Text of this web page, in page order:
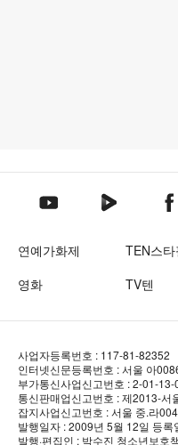
텐아시아 유튜브텐아시아 네이
연예가화제 TEN스
영화
TV텐
사업자등록번호 : 117-81-82352
인터넷신문등록번호 : 서울 아
부가통신사업신고번호 : 2-01-13-
통신판매업신고번호 : 제2013-서
잡지사업신고번호 : 서울 중.라
발행일자 : 2009년 5월 12일 등록
발행·편집인 : 박수진 청소년보호